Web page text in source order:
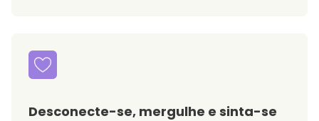
Desconecte-se, mergulhe e sinta-se